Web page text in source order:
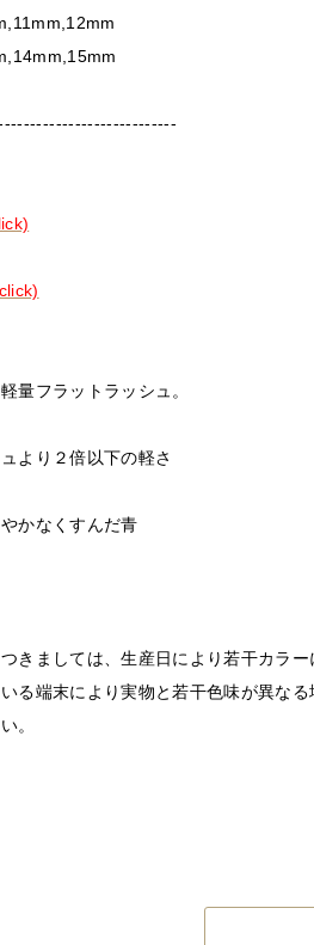
量フラットラッシュ。
より２倍以下の軽さ
かなくすんだ青
きましては、生産日により若干カラー
る端末により実物と若干色味が異なる
。